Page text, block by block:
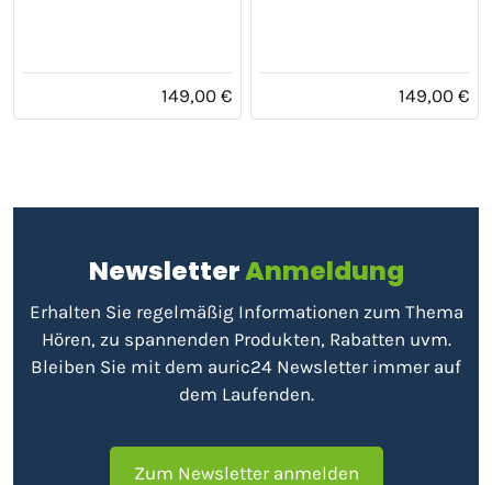
149,00 € 149,00 €
NewsletterAnmeldung
Erhalten Sie regelmäßig Informationen zum Thema
Hören, zu spannenden Produkten, Rabatten uvm.
Bleiben Sie mit dem auric24 Newsletter immer auf
dem Laufenden.
Zum Newsletter anmelden